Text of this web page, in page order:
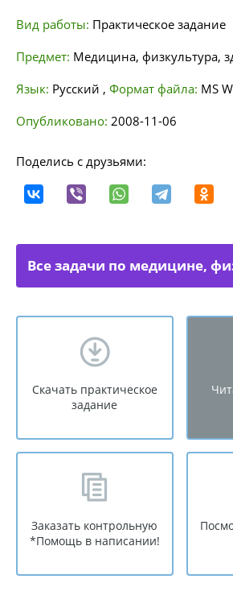
Вид работы: Практическое задание
Предмет: Медицина, физкультура,
Язык: Русский , Формат файла: MS
Опубликовано: 2008-11-06
Поделись с друзьями:
Все задачи по медицине,
Скачать практическое
задание
Заказать контрольную
*Помощь в написании!